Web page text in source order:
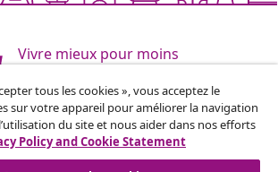
Vivre mieux pour moins
pris en charge
tous les cookies », vous acceptez le
sur votre appareil pour améliorer la navigation
du site et nous aider dans nos efforts
Policy and Cookie Statement